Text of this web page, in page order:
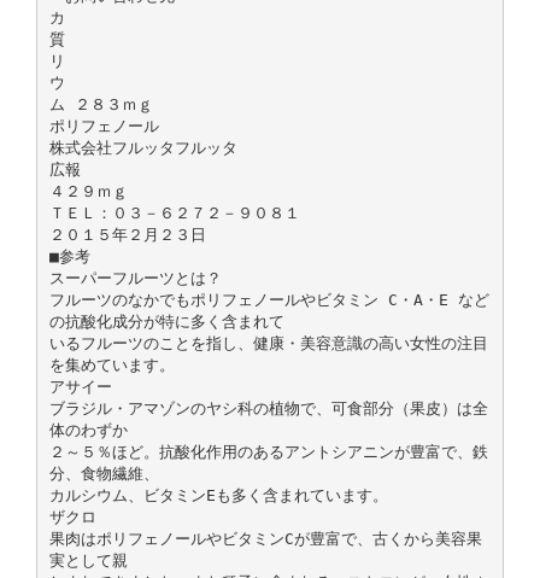
カ
質
リ
ウ
ム ２８３ｍｇ
ポリフェノール
株式会社フルッタフルッタ
広報
４２９ｍｇ
ＴＥＬ：０３－６２７２－９０８１
２０１５年２月２３日
■参考
スーパーフルーツとは？
フルーツのなかでもポリフェノールやビタミン C・A・E など
の抗酸化成分が特に多く含まれて
いるフルーツのことを指し、健康・美容意識の高い女性の注目
を集めています。
アサイー
ブラジル・アマゾンのヤシ科の植物で、可食部分（果皮）は全
体のわずか
２～５％ほど。抗酸化作用のあるアントシアニンが豊富で、鉄
分、食物繊維、
カルシウム、ビタミンEも多く含まれています。
ザクロ
果肉はポリフェノールやビタミンCが豊富で、古くから美容果
実として親